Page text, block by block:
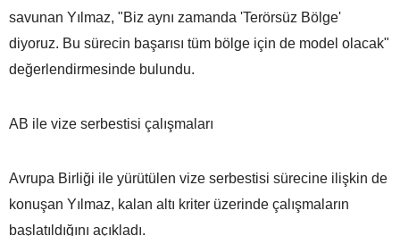
savunan Yılmaz, "Biz aynı zamanda 'Terörsüz Bölge'
diyoruz. Bu sürecin başarısı tüm bölge için de model olacak"
değerlendirmesinde bulundu.
AB ile vize serbestisi çalışmaları
Avrupa Birliği ile yürütülen vize serbestisi sürecine ilişkin de
konuşan Yılmaz, kalan altı kriter üzerinde çalışmaların
başlatıldığını açıkladı.